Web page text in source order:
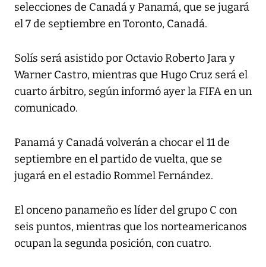
selecciones de Canadá y Panamá, que se jugará
el 7 de septiembre en Toronto, Canadá.
Solís será asistido por Octavio Roberto Jara y
Warner Castro, mientras que Hugo Cruz será el
cuarto árbitro, según informó ayer la FIFA en un
comunicado.
Panamá y Canadá volverán a chocar el 11 de
septiembre en el partido de vuelta, que se
jugará en el estadio Rommel Fernández.
El onceno panameño es líder del grupo C con
seis puntos, mientras que los norteamericanos
ocupan la segunda posición, con cuatro.